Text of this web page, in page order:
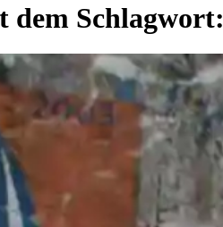
Schlagwort: